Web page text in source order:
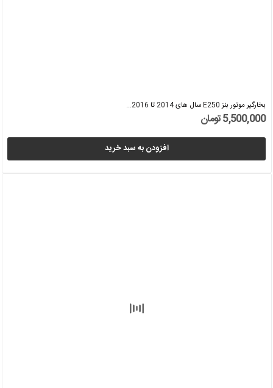
بخارگیر موتور بنز E250 سال های 2014 تا 2016...
5,500,000 تومان
افزودن به سبد خرید